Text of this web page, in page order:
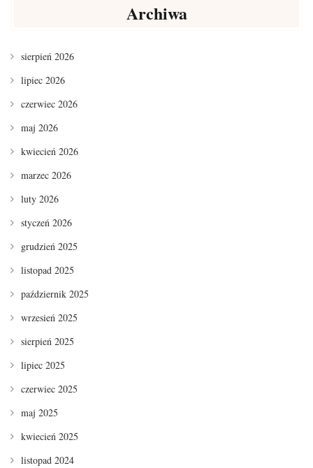
Archiwa
sierpień 2026
lipiec 2026
czerwiec 2026
maj 2026
kwiecień 2026
marzec 2026
luty 2026
styczeń 2026
grudzień 2025
listopad 2025
październik 2025
wrzesień 2025
sierpień 2025
lipiec 2025
czerwiec 2025
maj 2025
kwiecień 2025
listopad 2024